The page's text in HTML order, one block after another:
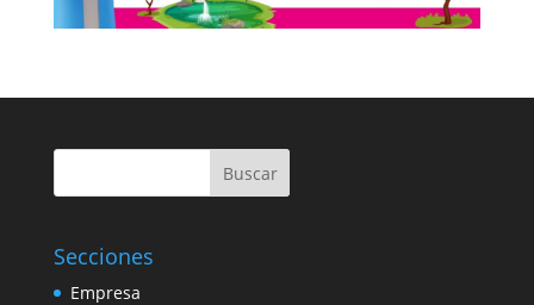
Buscar
Secciones
Empresa